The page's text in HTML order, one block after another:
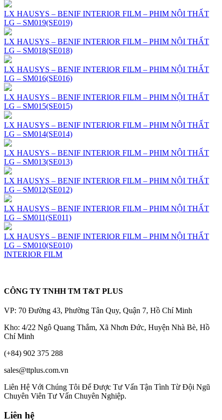
LX HAUSYS – BENIF INTERIOR FILM – PHIM NỘI THẤT
LG – SM019(SE019)
LX HAUSYS – BENIF INTERIOR FILM – PHIM NỘI THẤT
LG – SM018(SE018)
LX HAUSYS – BENIF INTERIOR FILM – PHIM NỘI THẤT
LG – SM016(SE016)
LX HAUSYS – BENIF INTERIOR FILM – PHIM NỘI THẤT
LG – SM015(SE015)
LX HAUSYS – BENIF INTERIOR FILM – PHIM NỘI THẤT
LG – SM014(SE014)
LX HAUSYS – BENIF INTERIOR FILM – PHIM NỘI THẤT
LG – SM013(SE013)
LX HAUSYS – BENIF INTERIOR FILM – PHIM NỘI THẤT
LG – SM012(SE012)
LX HAUSYS – BENIF INTERIOR FILM – PHIM NỘI THẤT
LG – SM011(SE011)
LX HAUSYS – BENIF INTERIOR FILM – PHIM NỘI THẤT
LG – SM010(SE010)
INTERIOR FILM
CÔNG TY TNHH TM T&T PLUS
VP: 70 Đường 43, Phường Tân Quy, Quận 7, Hồ Chí Minh
Kho: 4/22 Ngô Quang Thắm, Xã Nhơn Đức, Huyện Nhà Bè, Hồ
Chí Minh
(+84) 902 375 288
sales@ttplus.com.vn
Liên Hệ Với Chúng Tôi Để Được Tư Vấn Tận Tình Từ Đội Ngũ
Chuyên Viên Tư Vấn Chuyên Nghiệp.
Liên hệ